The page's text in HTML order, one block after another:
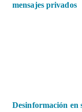
mensajes privados
Desinformación en